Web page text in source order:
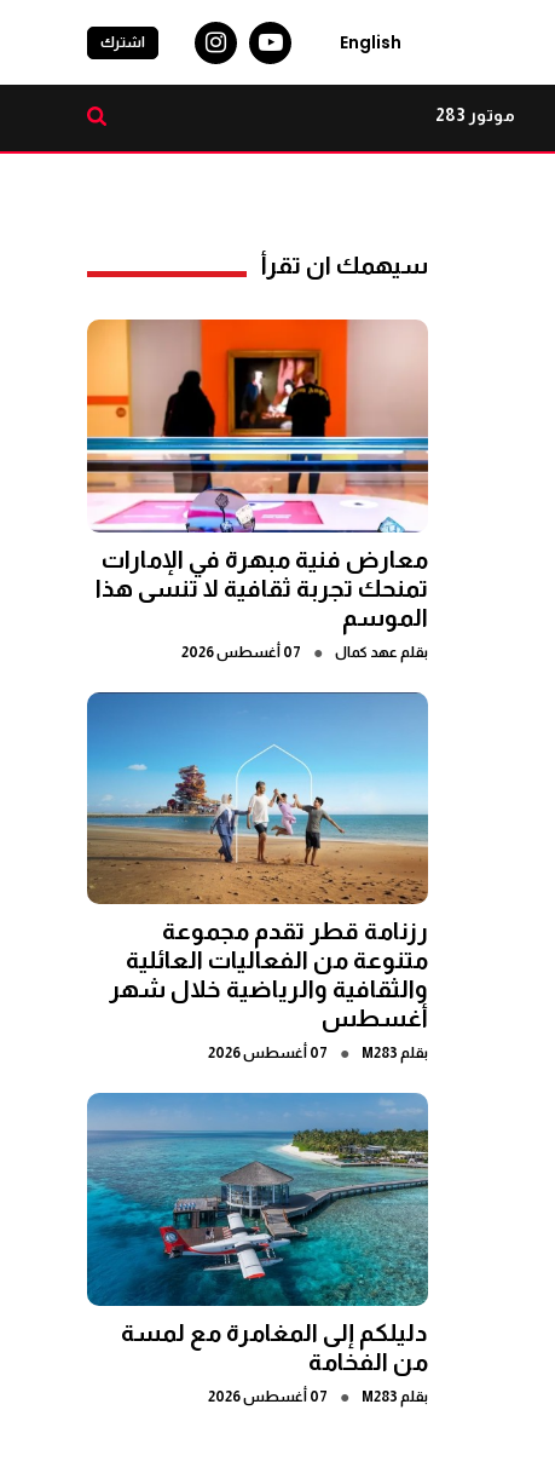
English اشترك
موتور 283
سيهمك ان تقرأ
معارض فنية مبهرة في الإمارات
تمنحك تجربة ثقافية لا تنسى هذا
الموسم
بقلم عهد كمال ● 07 أغسطس 2026
رزنامة قطر تقدم مجموعة
متنوعة من الفعاليات العائلية
والثقافية والرياضية خلال شهر
أغسطس
بقلم M283
● 07 أغسطس 2026
دليلكم إلى المغامرة مع لمسة
من الفخامة
بقلم M283
● 07 أغسطس 2026